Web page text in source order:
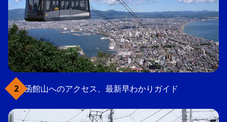
函館山へのアクセス、最新早わかりガイド